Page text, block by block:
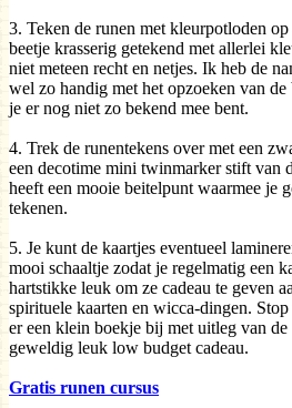
3. Teken de runen met kleurpotloden
beetje krasserig getekend met allerlei
niet meteen recht en netjes. Ik heb de
wel zo handig met het opzoeken van de
je er nog niet zo bekend mee bent.
4. Trek de runentekens over met een
een decotime mini twinmarker stift van
heeft een mooie beitelpunt waarmee je
tekenen.
5. Je kunt de kaartjes eventueel
mooi schaaltje zodat je regelmatig een
hartstikke leuk om ze cadeau te geven
spirituele kaarten en wicca-dingen.
er een klein boekje bij met uitleg van
geweldig leuk low budget cadeau.
Gratis runen cursus